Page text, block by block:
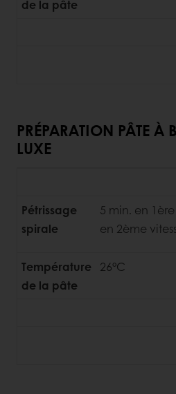
de la pâte
PRÉPARATION PÂTE À
LUXE
Pétrissage
spirale
5 min. en
en 2ème
Température
de la pâte
26°C